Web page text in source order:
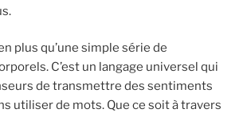
plus qu’une simple série de
C’est un langage universel qui
de transmettre des sentiments
utiliser de mots. Que ce soit à travers